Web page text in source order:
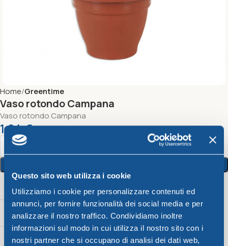
Questo sito web utilizza i cookie
Utilizziamo i cookie per personalizzare contenuti ed
annunci, per fornire funzionalità dei social media e per
analizzare il nostro traffico. Condividiamo inoltre
informazioni sul modo in cui utilizza il nostro sito con i
nostri partner che si occupano di analisi dei dati web,
Home Greentime
Vaso rotondo Campana
Vaso rotondo Campana
1,04€
Peso
54 g